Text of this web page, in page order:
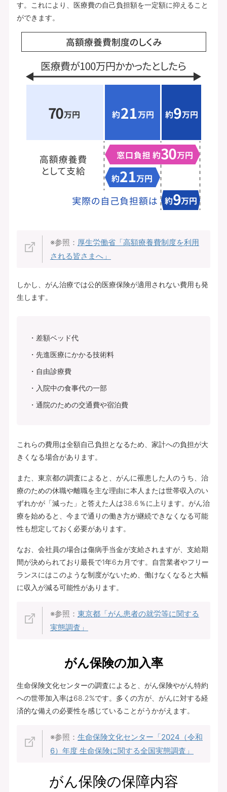
す。これにより、医療費の自己負担額を一定額に抑えること
ができます。
※参照： 厚生労働省「高額療養費制度を利用
される皆さまへ」
しかし、がん治療では公的医療保険が適用されない費用も発
生します。
差額ベッド代
先進医療にかかる技術料
自由診療費
入院中の食事代の一部
通院のための交通費や宿泊費
これらの費用は全額自己負担となるため、家計への負担が大
きくなる場合があります。
また、東京都の調査によると、がんに罹患した人のうち、治
療のための休職や離職を主な理由に本人または世帯収入のい
ずれかが「減った」と答えた人は38.6％に上ります。がん治
療を始めると、今まで通りの働き方が継続できなくなる可能
性も想定しておく必要があります。
なお、会社員の場合は傷病手当金が支給されますが、支給期
間が決められており最長で1年6カ月です。自営業者やフリー
ランスにはこのような制度がないため、働けなくなると大幅
に収入が減る可能性があります。
※参照： 東京都「がん患者の就労等に関する
実態調査」
がん保険の加入率
生命保険文化センターの調査によると、がん保険やがん特約
への世帯加入率は68.2%です。多くの方が、がんに対する経
済的な備えの必要性を感じていることがうかがえます。
※参照： 生命保険文化センター「2024（令和
6）年度 生命保険に関する全国実態調査」
がん保険の保障内容